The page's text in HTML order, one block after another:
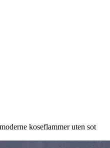
koseflammer uten sot